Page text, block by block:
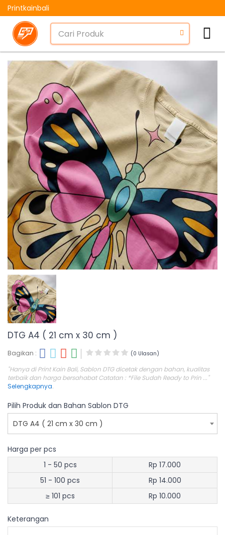
Printkainbali
DTG A4 ( 21 cm x 30 cm )
Bagikan : (0 Ulasan)
"Hanya di Print Kain Bali, Sablon DTG dicetak dengan bahan, kualitas
terbaik dan harga bersahabat Catatan : *File Sudah Ready to Prin ..."
Selengkapnya.
Pilih Produk dan Bahan Sablon DTG
DTG A4 ( 21 cm x 30 cm )
Harga per pcs
1 - 50 pcs
Rp 17.000
51 - 100 pcs
Rp 14.000
≥ 101 pcs
Rp 10.000
Keterangan